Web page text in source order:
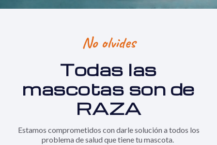
No olvides
Todas las
mascotas son de
RAZA
Estamos comprometidos con darle solución a todos los
problema de salud que tiene tu mascota.